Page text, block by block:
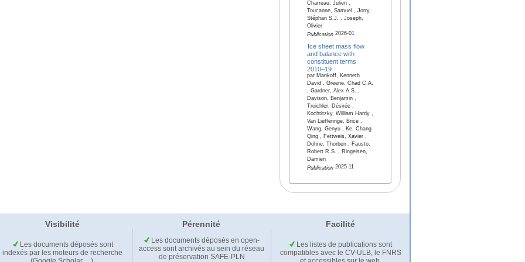
Charreau, Julien ,
Toucanne, Samuel , Jorry,
Stéphan S.J. , Joseph,
Olivier
Publication2026-01
Ice sheet mass flow
and balance with
constituent terms
2010–19
par Mankoff, Kenneth
David , Greene, Chad C.A.
, Gardner, Alex A.S. ,
Davison, Benjamin ,
Treichler, Désirée ,
Kochtitzky, William Hardy ,
Van Liefferinge, Brice ,
Wang, Genyu , Ke, Chang
Qing , Fettweis, Xavier ,
Döhne, Thorben , Fausto,
Robert R.S. , Ringeisen,
Damien
Publication2025-11
Visibilité Pérennité Facilité
Les documents déposés sont
indexés par les moteurs de recherche
Les documents déposés en open-
access sont archivés au sein du réseau
de préservation SAFE-PLN
Les listes de publications sont
compatibles avec le CV-ULB, le FNRS